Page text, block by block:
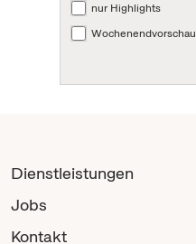
nur Highlights
Wochenendvorschau
Dienstleistungen
Jobs
Kontakt